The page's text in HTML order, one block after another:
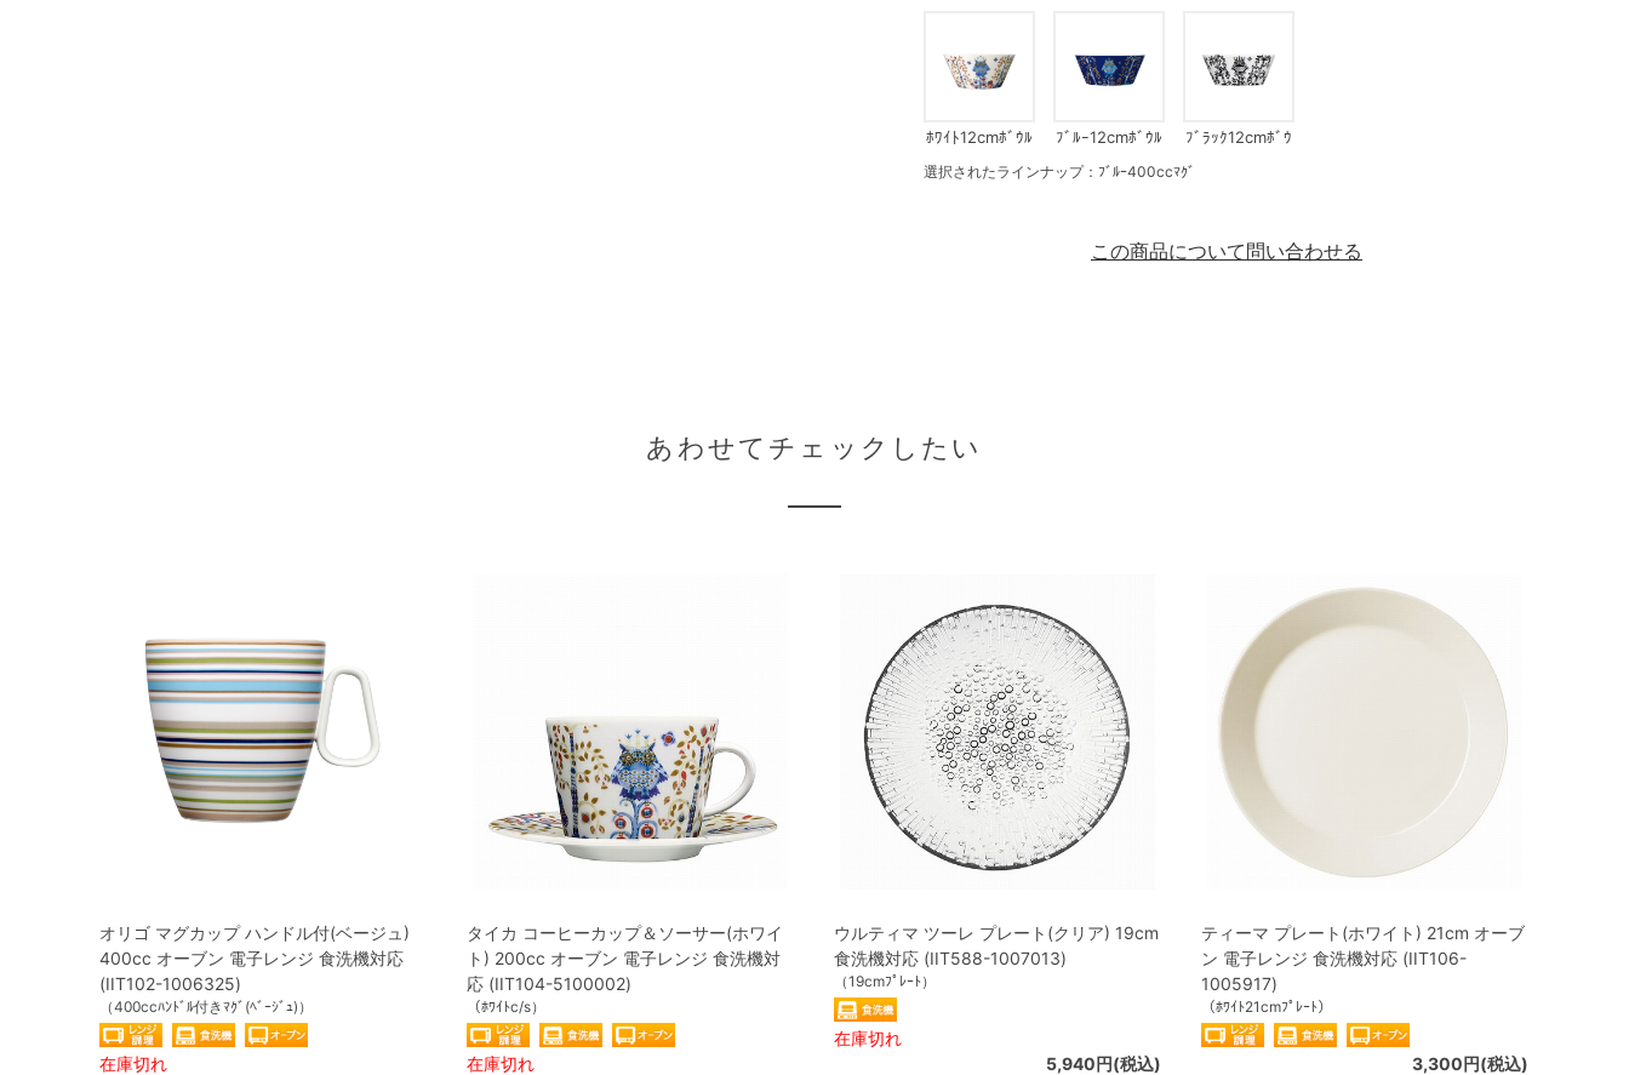
ﾎﾜｲﾄ12cmﾎﾞｳﾙ ﾌﾞﾙｰ12cmﾎﾞｳﾙ
ﾌﾞﾗｯｸ12cmﾎﾞｳ
選択されたラインナップ：ﾌﾞﾙｰ400ccﾏｸﾞ
この商品について問い合わせる
あわせてチェックしたい
オリゴ マグカップ ハンドル付(ベージュ)
400cc オーブン 電子レンジ 食洗機対応
(IIT102-1006325)
（400ccﾊﾝﾄﾞﾙ付きﾏｸﾞ(ﾍﾞｰｼﾞｭ)）
在庫切れ
タイカ コーヒーカップ＆ソーサー(ホワイ
ト) 200cc オーブン 電子レンジ 食洗機対
応 (IIT104-5100002)
（ﾎﾜｲﾄc/s）
在庫切れ
ウルティマ ツーレ プレート(クリア) 19cm
食洗機対応 (IIT588-1007013)
（19cmﾌﾟﾚｰﾄ）
在庫切れ
5,940円(税込)
ティーマ プレート(ホワイト) 21cm オーブ
ン 電子レンジ 食洗機対応 (IIT106-
1005917)
（ﾎﾜｲﾄ21cmﾌﾟﾚｰﾄ）
3,300円(税込)